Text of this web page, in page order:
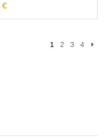
€
1 2 3 4